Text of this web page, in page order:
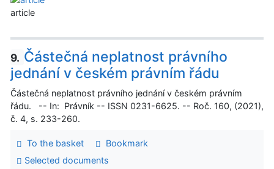
article
9. Částečná neplatnost právního
jednání v českém právním řádu
Částečná neplatnost právního jednání v českém právním
řádu. -- In: Právník -- ISSN 0231-6625. -- Roč. 160, (2021),
č. 4, s. 233-260.
To the basket
Bookmark
Selected documents